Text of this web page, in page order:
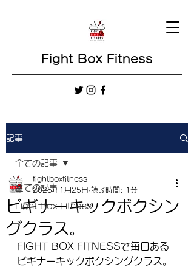
Fight Box Fitness
記事
全ての記事
Fight Box Fitness
全ての記事
ビギナーキックボクシン
グクラス。
fightboxfitness
2025年1月25日 読了時間: 1分
FIGHT BOX FITNESSで毎日ある
ビギナーキックボクシングクラス。